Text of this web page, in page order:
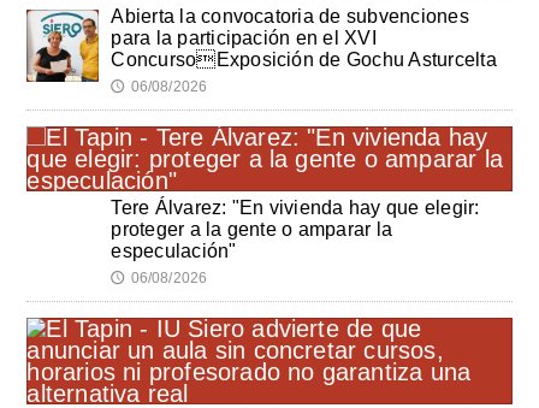
Abierta la convocatoria de subvenciones
para la participación en el XVI
ConcursoExposición de Gochu Asturcelta
🕔 06/08/2026
Tere Álvarez: "En vivienda hay que elegir:
proteger a la gente o amparar la
especulación"
🕔 06/08/2026